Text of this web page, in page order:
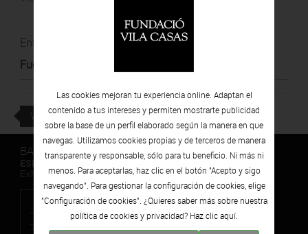
Entrevista de Jordi Basté a Perico Pastor.
Fuente
VOLVER
BARCELONA
ESPAIS VOLART
Exhibiciones temporales Arte Contemporáneo
Las cookies mejoran tu experiencia online. Adaptan el
contenido a tus intereses y permiten mostrarte publicidad
sobre la base de un perfil elaborado según la manera en que
navegas. Utilizamos cookies propias y de terceros de manera
transparente y responsable, sólo para tu beneficio. Ni más ni
menos. Para aceptarlas, haz clic en el botón "Acepto y sigo
navegando". Para gestionar la configuración de cookies, elige
"Configuración de cookies". ¿Quieres saber más sobre nuestra
política de cookies y privacidad? Haz clicaquí.